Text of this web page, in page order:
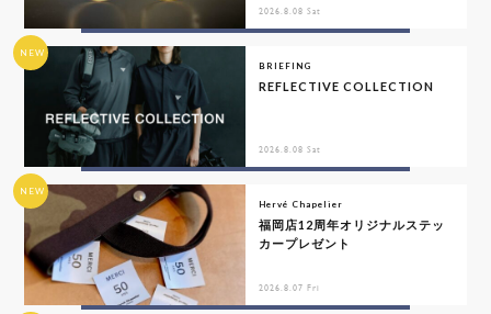
2026.8.08 Sat
NEW
BRIEFING
REFLECTIVE COLLECTION
2026.8.08 Sat
NEW
Hervé Chapelier
福岡店12周年オリジナルステッ
カープレゼント
2026.8.07 Fri